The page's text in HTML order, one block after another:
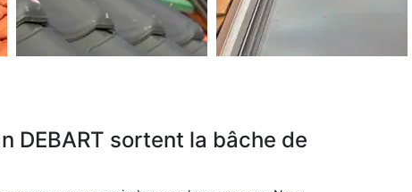
DEBART sortent la bâche de